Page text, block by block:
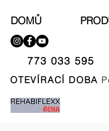
DOMŮ
773 033
OTEVÍRACÍ DOBA